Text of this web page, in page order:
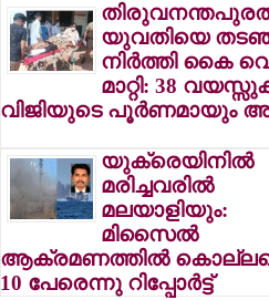
യുവതിയെ
നിര്‍ത്തി കൈ
മാറ്റി: 38
വിജിയുടെ പൂര്‍ണമായും
യുക്രെയിനില്‍
മരിച്ചവരില്‍
മലയാളിയും:
മിസൈല്‍
ആക്രമണത്തില്‍
10 പേരെന്നു റിപ്പോര്‍ട്ട്